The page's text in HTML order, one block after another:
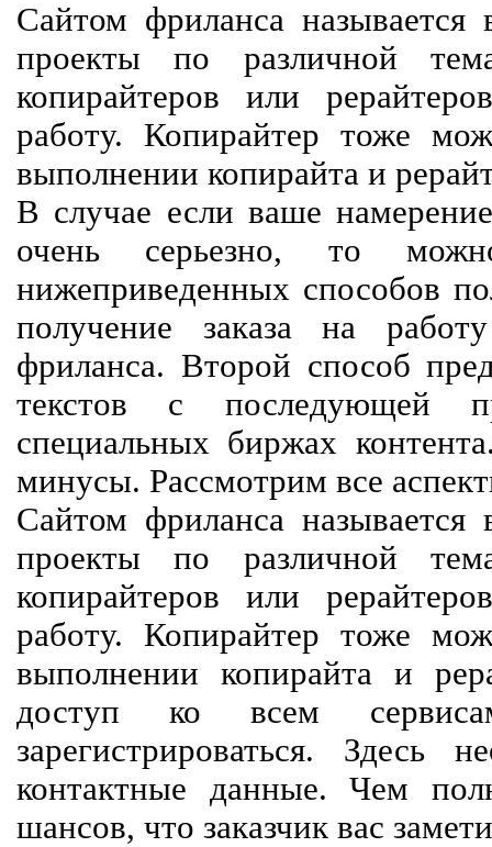
Сайтом фриланса называется
проекты по различной
копирайтеров или
работу. Копирайтер тоже
выполнении копирайта и
В случае если ваше
очень серьезно, то
нижеприведенных способов
получение заказа на
фриланса. Второй способ
текстов с последующей
специальных биржах
минусы. Рассмотрим все
Сайтом фриланса называется
проекты по различной
копирайтеров или
работу. Копирайтер тоже
выполнении копирайта и
доступ ко всем
зарегистрироваться. Здесь
контактные данные. Чем
шансов, что заказчик вас